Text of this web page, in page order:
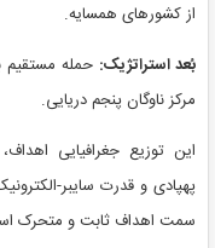
از کشورهای همسایه.
بُعد استراتژیک: حمله مستقیم
مرکز ناوگان پنجم دریایی.
این توزیع جغرافیایی
پهپادی و قدرت سایبر-
سمت اهداف ثابت و متحرک